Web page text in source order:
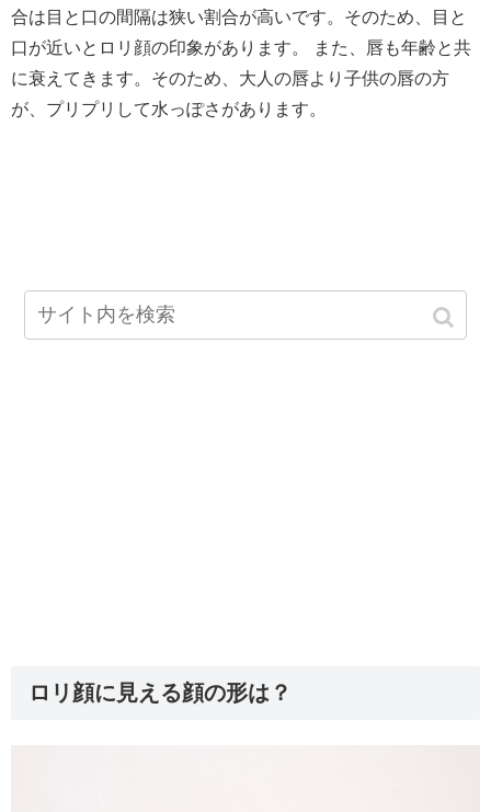
合は目と口の間隔は狭い割合が高いです。そのため、目と
口が近いとロリ顔の印象があります。 また、唇も年齢と共
に衰えてきます。そのため、大人の唇より子供の唇の方
が、プリプリして水っぽさがあります。
ロリ顔に見える顔の形は？